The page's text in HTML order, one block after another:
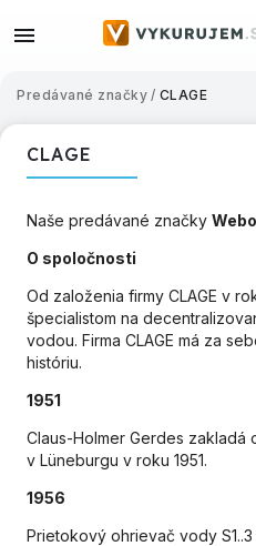
Predávané značky / CLAGE
CLAGE
Naše predávané značky
O spoločnosti
Od založenia firmy CLAGE v
špecialistom na
vodou. Firma CLAGE má za
históriu.
1951
Claus-Holmer Gerdes zakladá
v Lüneburgu v roku 1951.
1956
Prietokový ohrievač vody